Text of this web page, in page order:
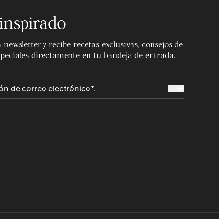
y recibe recetas exclusivas, consejos de
directamente en tu bandeja de entrada.